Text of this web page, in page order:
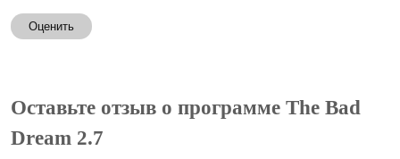
Оценить
Оставьте отзыв о программе The Bad
Dream 2.7